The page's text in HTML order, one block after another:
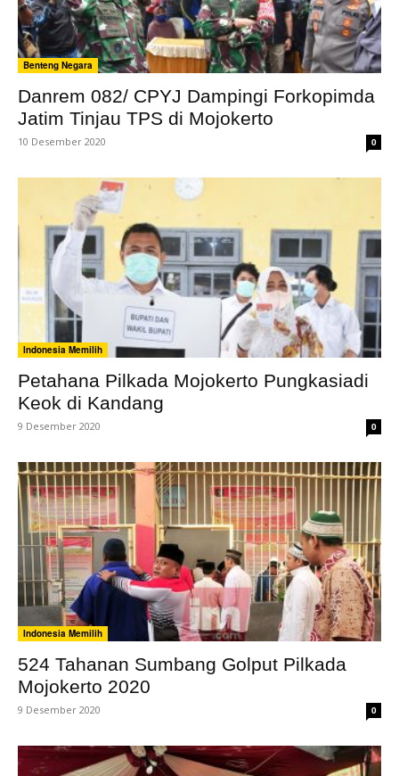
Benteng Negara
Danrem 082/ CPYJ Dampingi Forkopimda
Jatim Tinjau TPS di Mojokerto
10 Desember 2020 0
Indonesia Memilih
Petahana Pilkada Mojokerto Pungkasiadi
Keok di Kandang
9 Desember 2020 0
Indonesia Memilih
524 Tahanan Sumbang Golput Pilkada
Mojokerto 2020
9 Desember 2020 0